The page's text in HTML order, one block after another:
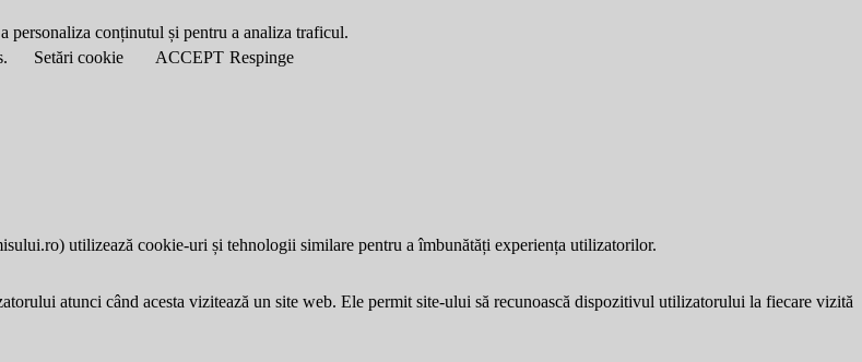
personaliza conținutul și pentru a analiza traficul.
Setări cookie ACCEPT Respinge
) utilizează cookie-uri și tehnologii similare pentru a îmbunătăți experiența utilizatorilor.
atunci când acesta vizitează un site web. Ele permit site-ului să recunoască dispozitivul utilizatorului la fiecare vizită